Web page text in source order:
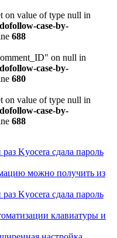
on value of type null in
case-by-
688
on null in
case-by-
680
on value of type null in
case-by-
688
Kyocera сдала пароль
можно получить из
Kyocera сдала пароль
клавиатуры и